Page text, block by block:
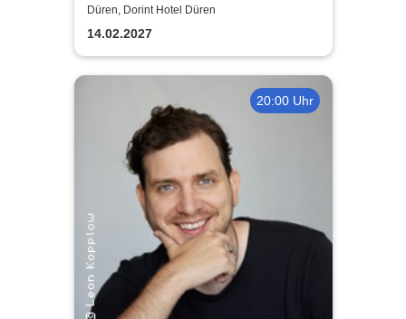
Dinner
Düren, Dorint Hotel Düren
14.02.2027
20:00 Uhr